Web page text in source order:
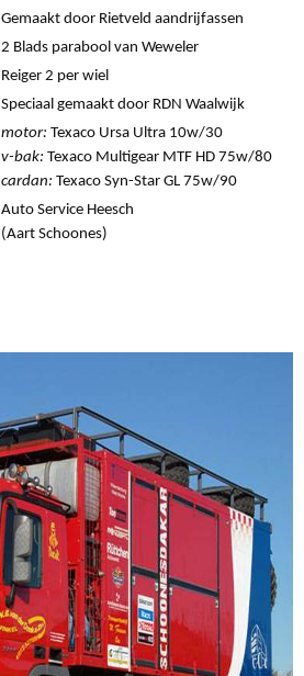
Gemaakt door Rietveld aandrijfassen
2 Blads parabool van Weweler
Reiger 2 per wiel
Speciaal gemaakt door RDN Waalwijk
motor: Texaco Ursa Ultra 10w/30
v-bak: Texaco Multigear MTF HD 75w/80
cardan: Texaco Syn-Star GL 75w/90
Auto Service Heesch
(Aart Schoones)